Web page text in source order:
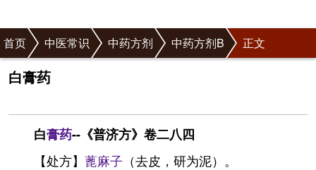
首页 中医常识 中药方剂 中药方剂B 正文
白膏药
白膏药--《普济方》卷二八四
【处方】 蓖麻子 （去皮，研为泥）。